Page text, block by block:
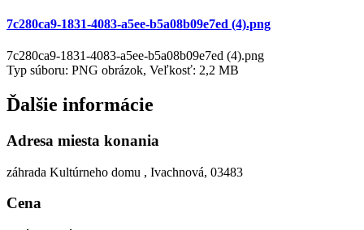
7c280ca9-1831-4083-a5ee-b5a08b09e7ed (4).png
7c280ca9-1831-4083-a5ee-b5a08b09e7ed (4).png
Typ súboru: PNG obrázok, Veľkosť: 2,2 MB
Ďalšie informácie
Adresa miesta konania
záhrada Kultúrneho domu , Ivachnová, 03483
Cena